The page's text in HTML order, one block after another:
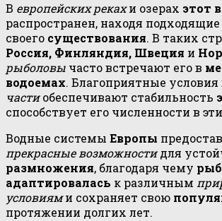
В европейских рекахи озерах этот
распространен, находя
своего существования. В таких
Россия, Финляндия, Швеция и
рыболовы часто встречают его в
водоемах. Благоприятные условия
частиобеспечивают стабильность
способствует его численности в
Водные системы Европы
прекрасные возможностидля
размножения, благодаря чему
адаптировалась к различным
условиями сохраняет свою
протяжении долгих лет.